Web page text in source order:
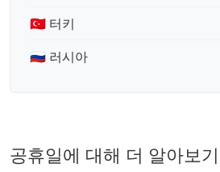
🇹🇷 터키
🇷🇺 러시아
공휴일에 대해 더 알아보기